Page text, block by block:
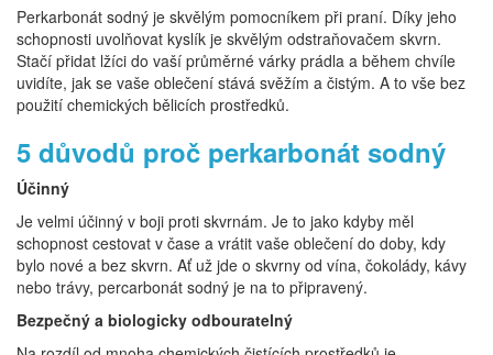
Perkarbonát sodný je skvělým pomocníkem při praní. Díky jeho
schopnosti uvolňovat kyslík je skvělým odstraňovačem skvrn.
Stačí přidat lžíci do vaší průměrné várky prádla a během chvíle
uvidíte, jak se vaše oblečení stává svěžím a čistým. A to vše bez
použití chemických bělicích prostředků.
5 důvodů proč perkarbonát sodný
Účinný
Je velmi účinný v boji proti skvrnám. Je to jako kdyby měl
schopnost cestovat v čase a vrátit vaše oblečení do doby, kdy
bylo nové a bez skvrn. Ať už jde o skvrny od vína, čokolády, kávy
nebo trávy, percarbonát sodný je na to připravený.
Bezpečný a biologicky odbouratelný